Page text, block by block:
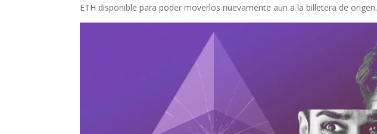
ETH disponible para poder moverlos nuevamente aun a la billetera de origen.